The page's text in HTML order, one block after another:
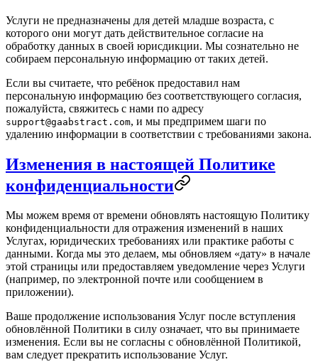
Услуги не предназначены для детей младше возраста, с
которого они могут дать действительное согласие на
обработку данных в своей юрисдикции. Мы сознательно не
собираем персональную информацию от таких детей.
Если вы считаете, что ребёнок предоставил нам
персональную информацию без соответствующего согласия,
пожалуйста, свяжитесь с нами по адресу
support@gaabstract.com, и мы предпримем шаги по
удалению информации в соответствии с требованиями закона.
Изменения в настоящей Политике
конфиденциальности
Мы можем время от времени обновлять настоящую Политику
конфиденциальности для отражения изменений в наших
Услугах, юридических требованиях или практике работы с
данными. Когда мы это делаем, мы обновляем «дату» в начале
этой страницы или предоставляем уведомление через Услуги
(например, по электронной почте или сообщением в
приложении).
Ваше продолжение использования Услуг после вступления
обновлённой Политики в силу означает, что вы принимаете
изменения. Если вы не согласны с обновлённой Политикой,
вам следует прекратить использование Услуг.